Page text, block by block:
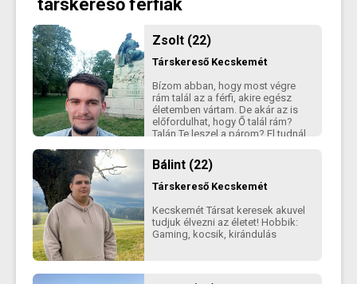
társkereső férfiak
Zsolt (22)
Társkereső Kecskemét
Bízom abban, hogy most végre
rám talál az a férfi, akire egész
életemben vártam. De akár az is
előfordulhat, hogy Ő talál rám?
Talán Te leszel a párom? El tudnál
magas férfit? Írj rám és meglátjuk!
Bálint (22)
Társkereső Kecskemét
Kecskemét Társat keresek akuvel
tudjuk élvezni az életet! Hobbik:
Gaming, kocsik, kirándulás